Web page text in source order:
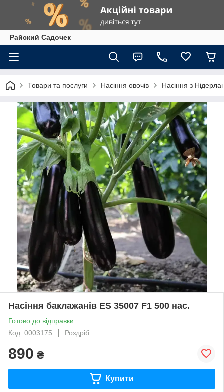
Райский Садочек
Товари та послуги Насіння овочів Насіння з
Насіння баклажанів ES 35007 F1 500 нас.
Готово до відправки
Код: 0003175
Роздріб
890 ₴
Купити